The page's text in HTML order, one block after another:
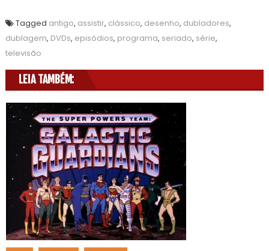
Tagged antigo, assistir, clássico, desenho, dubladores,
dublagem, DVDs, episódios, programa, seriado, série,
televisão
LEIA TAMBÉM: